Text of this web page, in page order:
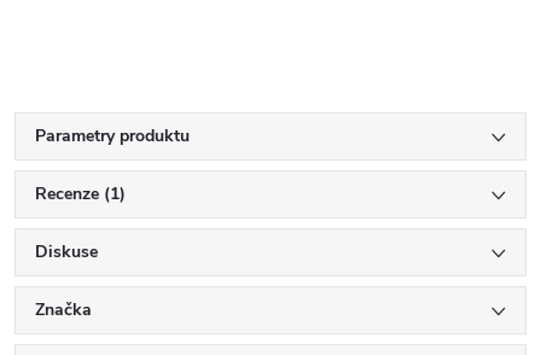
Parametry produktu
Recenze (1)
Diskuse
Značka